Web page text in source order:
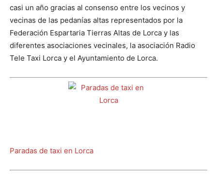
casi un año gracias al consenso entre los vecinos y
vecinas de las pedanías altas representados por la
Federación Espartaria Tierras Altas de Lorca y las
diferentes asociaciones vecinales, la asociación Radio
Tele Taxi Lorca y el Ayuntamiento de Lorca.
Paradas de taxi en Lorca